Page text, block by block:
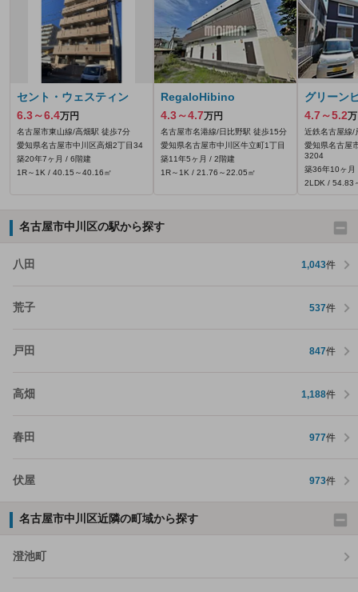
セント・ウェスティン
6.3～6.4万円
名古屋市東山線/高畑駅 徒歩7分
愛知県名古屋市中川区高畑2丁目34
築20年7ヶ月 / 6階建
1R～1K / 40.15～40.16㎡
RegaloHibino
4.3～4.7万円
名古屋市名港線/日比野駅 徒歩15分
愛知県名古屋市中川区牛立町1丁目
築11年5ヶ月 / 2階建
1R～1K / 21.76～22.05㎡
グリーン
4.7～5.2
近鉄名古屋線/
愛知県名古屋
3204
築36年10ヶ月
2LDK / 54.83
名古屋市中川区の駅から探す
八田 1,043件
荒子 537件
戸田 847件
高畑 1,188件
春田 977件
伏屋 973件
名古屋市中川区近隣の町域から探す
澄池町